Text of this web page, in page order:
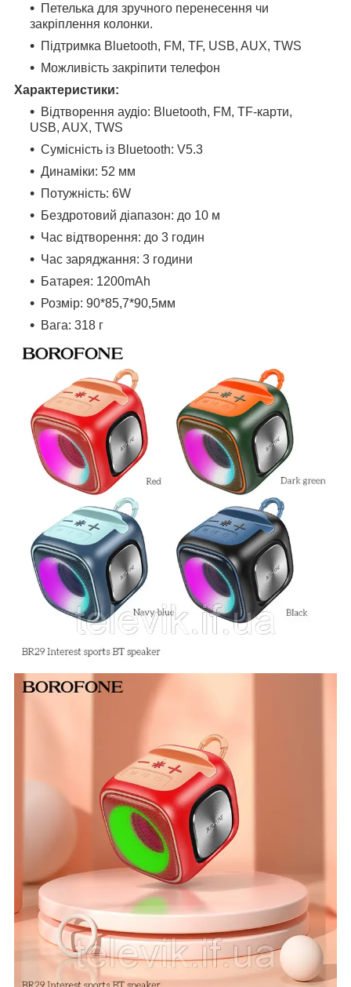
Петелька для зручного перенесення чи
закріплення колонки.
Підтримка Bluetooth, FM, TF, USB, AUX, TWS
Можливість закріпити телефон
Характеристики:
Відтворення аудіо: Bluetooth, FM, TF-карти,
USB, AUX, TWS
Сумісність із Bluetooth: V5.3
Динаміки: 52 мм
Потужність: 6W
Бездротовий діапазон: до 10 м
Час відтворення: до 3 годин
Час заряджання: 3 години
Батарея: 1200mAh
Розмір: 90*85,7*90,5мм
Вага: 318 г